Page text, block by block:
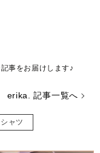
事をお届けします♪
erika. 記事一覧へ
ャツ